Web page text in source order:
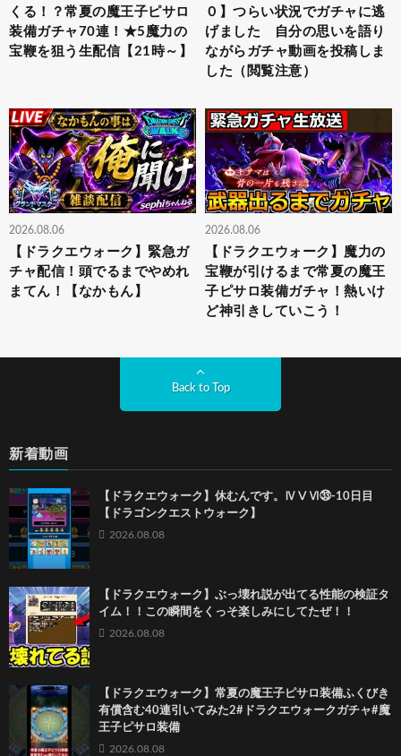
くる！？常夏の魔王子ピサロ
装備ガチャ70連！★5魔力の
宝鞭を狙う生配信【21時～】
０】つらい状況でガチャに逃
げました 自分の思いを語り
ながらガチャ動画を投稿しま
した（閲覧注意）
2026.08.06
【ドラクエウォーク】緊急ガ
チャ配信！頭でるまでやめれ
まてん！【なかもん】
2026.08.06
【ドラクエウォーク】魔力の
宝鞭が引けるまで常夏の魔王
子ピサロ装備ガチャ！熱いけ
ど神引きしていこう！
Back to Top
新着動画
【ドラクエウォーク】休むんです。ⅣⅤⅥ㉝-10日目
【ドラゴンクエストウォーク】
2026.08.08
【ドラクエウォーク】ぶっ壊れ説が出てる性能の検証タ
イム！！この瞬間をくっそ楽しみにしてたぜ！！
2026.08.08
【ドラクエウォーク】常夏の魔王子ピサロ装備ふくびき
有償含む40連引いてみた2#ドラクエウォークガチャ#魔
王子ピサロ装備
2026.08.08